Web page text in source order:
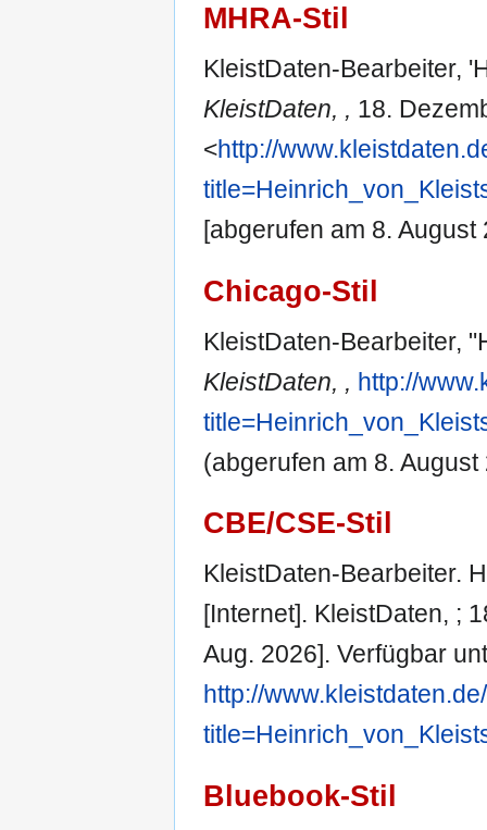
MHRA-Stil
KleistDaten-Bearbeiter,
KleistDaten, , 18.
<http://
[abgerufen am 8. August
Chicago-Stil
KleistDaten-Bearbeiter,
KleistDaten, , http://
(abgerufen am 8. August
CBE/CSE-Stil
KleistDaten-Bearbeiter.
[Internet]. KleistDaten, ;
Aug. 2026]. Verfügbar
http://
Bluebook-Stil